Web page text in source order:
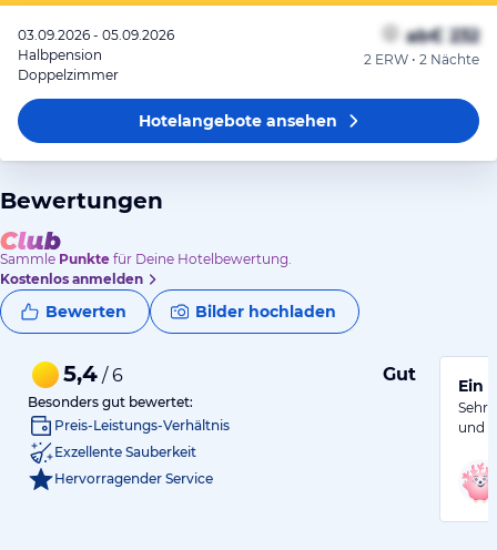
03.09.2026 - 05.09.2026
Halbpension
Doppelzimmer
ab€ 232
2 ERW • 2 Nächte
Hotelangeboteansehen
Bewertungen
Sammle Punkte für Deine Hotelbewertung.
Kostenlos anmelden
Bewerten Bilder hochladen
5,4 / 6 Gut
Besonders gut bewertet:
Preis-Leistungs-Verhältnis
Exzellente Sauberkeit
Hervorragender Service
Ein
Sehr
und